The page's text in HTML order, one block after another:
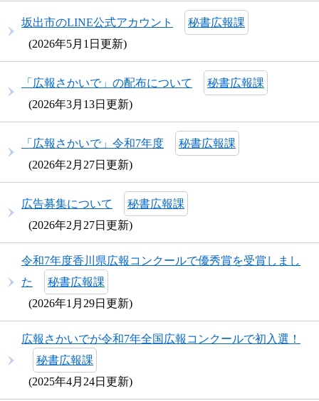
坂出市のLINE公式アカウント
秘書広報課
2026年5月1日更新
「広報さかいで」の配布について
秘書広報課
2026年3月13日更新
「広報さかいで」令和7年度
秘書広報課
2026年2月27日更新
広告募集について
秘書広報課
2026年2月27日更新
令和7年度香川県広報コンクールで優秀賞を受賞しまし
た​
秘書広報課
2026年1月29日更新
広報さかいでが令和7年全国広報コンクールで初入選！​
秘書広報課
2025年4月24日更新